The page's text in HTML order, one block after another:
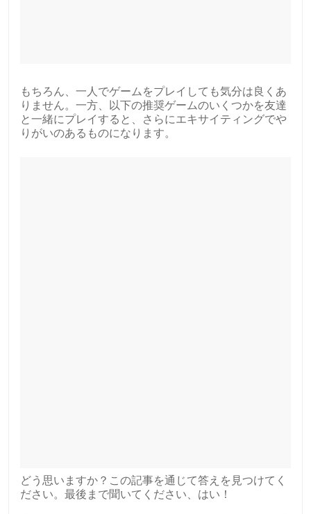
もちろん、一人でゲームをプレイしても気分は良くあ
りません。一方、以下の推奨ゲームのいくつかを友達
と一緒にプレイすると、さらにエキサイティングでや
りがいのあるものになります。
どう思いますか？この記事を通じて答えを見つけてく
ださい。最後まで聞いてください、はい！